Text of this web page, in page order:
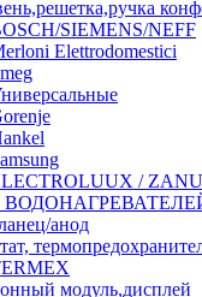
SIEMENS/NEFF
Elettrodomestici
/
анод
модуль,дисплей